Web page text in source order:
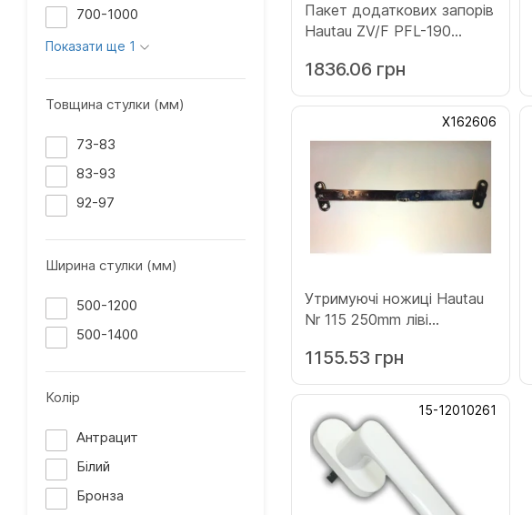
700-1000
Показати ще 1
Товщина стулки (мм)
73-83
83-93
92-97
Ширина стулки (мм)
500-1200
500-1400
Колір
Антрацит
Білий
Бронза
Пакет додаткових запорів
Hautau ZV/F PFL-190
(Х178781)
1836.06 грн
Х162606
Утримуючі ножиці Hautau
Nr 115 250mm ліві
1155.53 грн
15-12010261